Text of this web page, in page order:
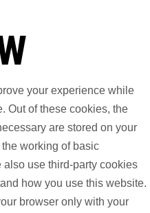
your experience while
Out of these cookies, the
are stored on your
working of basic
use third-party cookies
how you use this website.
browser only with your